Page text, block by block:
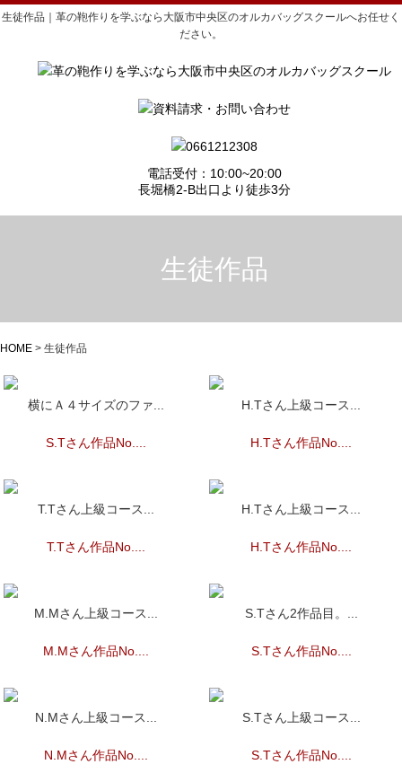
生徒作品｜革の鞄作りを学ぶなら大阪市中央区のオルカバッグスクールへお任せく
ださい。
電話受付：10:00~20:00
長堀橋2-B出口より徒歩3分
生徒作品
HOME > 生徒作品
横にＡ４サイズのファ...
S.Tさん作品No....
H.Tさん上級コース...
H.Tさん作品No....
T.Tさん上級コース...
T.Tさん作品No....
H.Tさん上級コース...
H.Tさん作品No....
M.Mさん上級コース...
M.Mさん作品No....
S.Tさん2作品目。...
S.Tさん作品No....
N.Mさん上級コース...
N.Mさん作品No....
S.Tさん上級コース...
S.Tさん作品No....